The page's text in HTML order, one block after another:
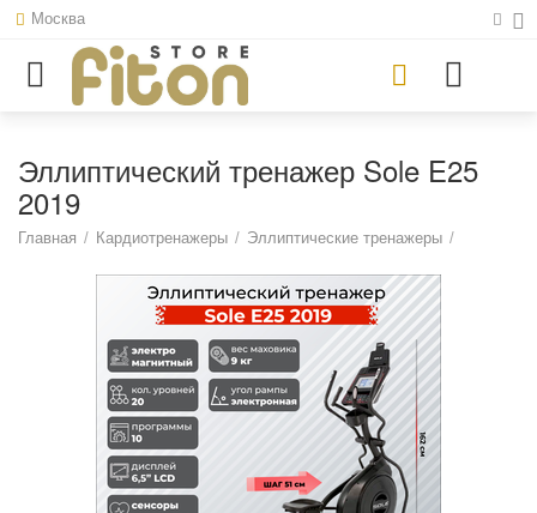
Москва
Эллиптический тренажер Sole E25
2019
Главная / Кардиотренажеры / Эллиптические тренажеры /